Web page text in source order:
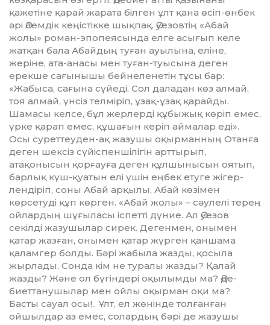
қажетіне қарай жарата білген ұлт қана өсіп-өнбек
әрі Әлем­дік кеңістікке шықпақ. Әуе­зов­тің «Абай
жолы» роман-эпо­пеясында елге асығып келе
жатқан бала Абайдың туған ауылына, еліне,
жеріне, ата-анасы мен туған-туысына деген
ерекше сағынышы бейнеленетін тұсы бар:
«Жабыса, сағына сүйеді. Сол даладан көз алмай,
тоя алмай, үнсіз телміріп, ұзақ-ұзақ қарайды.
Шамасы келсе, бұл жерлерді құбыжық көріп емес,
үрке қарап емес, құшағын керіп аймалар еді».
Осы суреттеуден-ақ жазушы оқырманның Отанға
деген шексіз сүйіспеншілігін арттырып,
атақонысын қорғауға деген құл­шынысын оятып,
барлық күш-қуатын елі үшін еңбек етуге жігер­
лендіріп, соны Абай арқылы, Абай кө­зімен
көрсетуді құп көрген. «Абай жолы» – сәулелі терең
ойлар­дың шұғыласы іспетті дүние. Ал Әуезов
секілді жазушылар сирек. Дегенмен, онымен
қатар жазған, онымен қатар жүрген қаншама
қаламгер болды. Бәрі жабыла жазды, қосыла
жырлады. Сонда кім не туралы жазды? Қалай
жазды? Жә­не ол бүгіндері оқылымды ма? Әде­
биеттанушылар мен ойлы оқырман оқи ма?
Басты сауал осы!.. Ұлт, ел жөнінде толғанған
ойшылдар аз емес, солардың бәрі де жазушы